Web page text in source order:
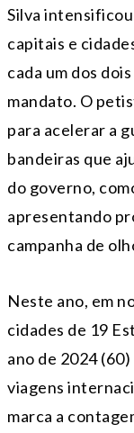
Silva intensificou
capitais e
cada um dos
mandato. O
para acelerar a
bandeiras que
do governo,
apresentando
campanha de
Neste ano, em
cidades de 19
ano de 2024
viagens
marca a